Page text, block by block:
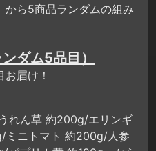
ら5商品ランダムの組み
ダム5品目）
届け！
れん草 約200g/エリンギ
ミニトマト 約200g/人参